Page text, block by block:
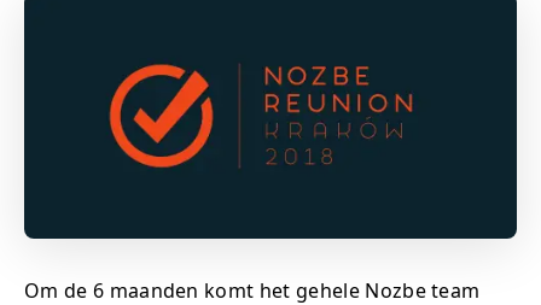
Om de 6 maanden komt het gehele Nozbe team